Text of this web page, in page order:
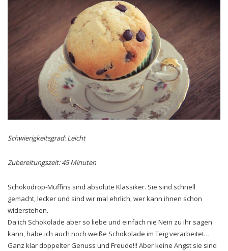
Schwierigkeitsgrad: Leicht
Zubereitungszeit: 45 Minuten
Schokodrop-Muffins sind absolute Klassiker. Sie sind schnell
gemacht, lecker und sind wir mal ehrlich, wer kann ihnen schon
widerstehen.
Da ich Schokolade aber so liebe und einfach nie Nein zu ihr sagen
kann, habe ich auch noch weiße Schokolade im Teig verarbeitet…
Ganz klar doppelter Genuss und Freude!!! Aber keine Angst sie sind